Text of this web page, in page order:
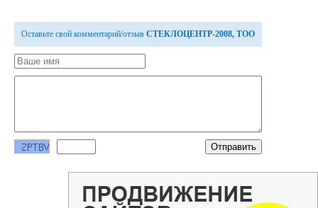
Оставьте свой комментарий/отзыв СТЕКЛОЦЕНТР-2008, ТОО